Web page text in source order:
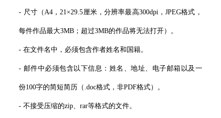
- 尺寸（A4，21×29.5厘米，分辨率最高300dpi，JPEG格式，
每件作品最大3MB；超过3MB的作品将无法打开）。
- 在文件名中，必须包含作者姓名和国籍。
- 邮件中必须包含以下信息：姓名、地址、电子邮箱以及一
份100字的简短简历（.doc格式，非PDF格式）。
- 不接受压缩的zip、rar等格式的文件。